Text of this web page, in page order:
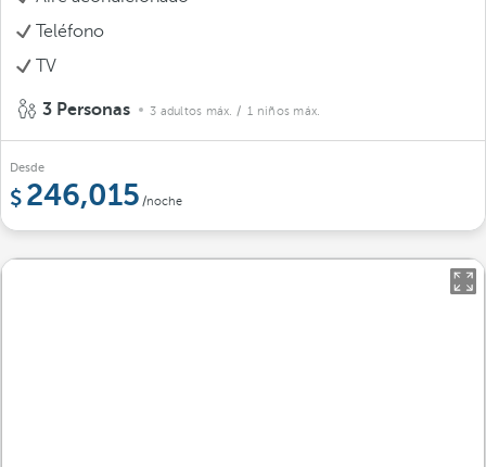
Teléfono
TV
3 Personas 3 adultos máx. / 1 niños máx.
Desde
246,015 /noche